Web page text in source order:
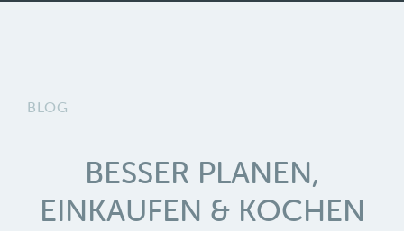
BLOG
BESSER PLANEN,
EINKAUFEN & KOCHEN